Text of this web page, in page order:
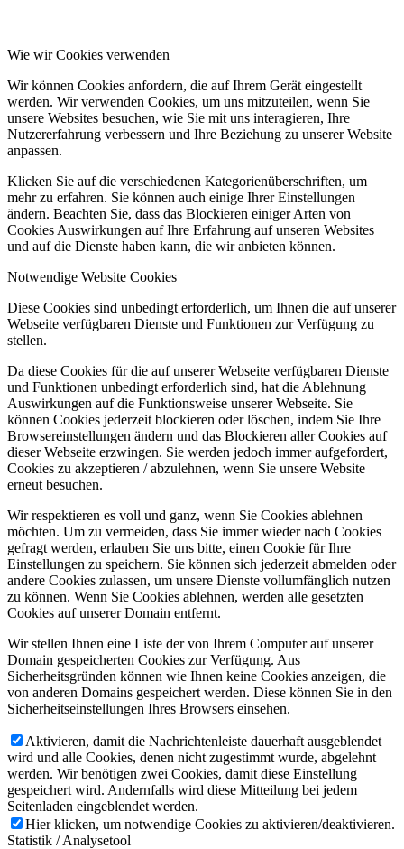
Wie wir Cookies verwenden
Wir können Cookies anfordern, die auf Ihrem Gerät eingestellt
werden. Wir verwenden Cookies, um uns mitzuteilen, wenn Sie
unsere Websites besuchen, wie Sie mit uns interagieren, Ihre
Nutzererfahrung verbessern und Ihre Beziehung zu unserer Website
anpassen.
Klicken Sie auf die verschiedenen Kategorienüberschriften, um
mehr zu erfahren. Sie können auch einige Ihrer Einstellungen
ändern. Beachten Sie, dass das Blockieren einiger Arten von
Cookies Auswirkungen auf Ihre Erfahrung auf unseren Websites
und auf die Dienste haben kann, die wir anbieten können.
Notwendige Website Cookies
Diese Cookies sind unbedingt erforderlich, um Ihnen die auf unserer
Webseite verfügbaren Dienste und Funktionen zur Verfügung zu
stellen.
Da diese Cookies für die auf unserer Webseite verfügbaren Dienste
und Funktionen unbedingt erforderlich sind, hat die Ablehnung
Auswirkungen auf die Funktionsweise unserer Webseite. Sie
können Cookies jederzeit blockieren oder löschen, indem Sie Ihre
Browsereinstellungen ändern und das Blockieren aller Cookies auf
dieser Webseite erzwingen. Sie werden jedoch immer aufgefordert,
Cookies zu akzeptieren / abzulehnen, wenn Sie unsere Website
erneut besuchen.
Wir respektieren es voll und ganz, wenn Sie Cookies ablehnen
möchten. Um zu vermeiden, dass Sie immer wieder nach Cookies
gefragt werden, erlauben Sie uns bitte, einen Cookie für Ihre
Einstellungen zu speichern. Sie können sich jederzeit abmelden oder
andere Cookies zulassen, um unsere Dienste vollumfänglich nutzen
zu können. Wenn Sie Cookies ablehnen, werden alle gesetzten
Cookies auf unserer Domain entfernt.
Wir stellen Ihnen eine Liste der von Ihrem Computer auf unserer
Domain gespeicherten Cookies zur Verfügung. Aus
Sicherheitsgründen können wie Ihnen keine Cookies anzeigen, die
von anderen Domains gespeichert werden. Diese können Sie in den
Sicherheitseinstellungen Ihres Browsers einsehen.
Aktivieren, damit die Nachrichtenleiste dauerhaft ausgeblendet
wird und alle Cookies, denen nicht zugestimmt wurde, abgelehnt
werden. Wir benötigen zwei Cookies, damit diese Einstellung
gespeichert wird. Andernfalls wird diese Mitteilung bei jedem
Seitenladen eingeblendet werden.
Hier klicken, um notwendige Cookies zu aktivieren/deaktivieren.
Statistik / Analysetool